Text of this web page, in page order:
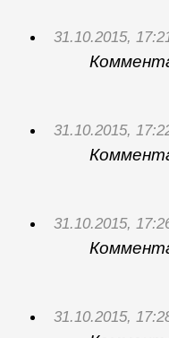
31.10.2015,
31.10.2015,
31.10.2015,
31.10.2015,